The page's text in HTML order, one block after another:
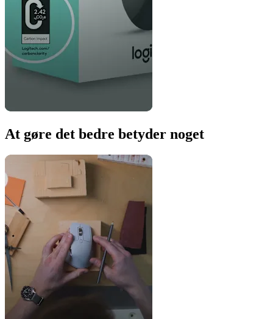
At gøre det bedre betyder noget